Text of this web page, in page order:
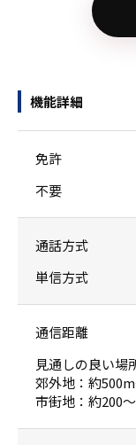
機能詳細
免許
不要
通話方式
単信方式
通信距離
見通しの良い場
郊外地：約
市街地：約200